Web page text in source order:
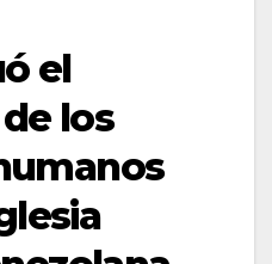
el
los